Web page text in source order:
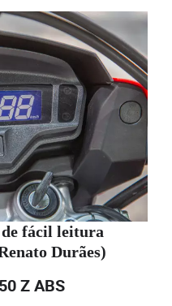
fácil leitura
Durães)
Z ABS